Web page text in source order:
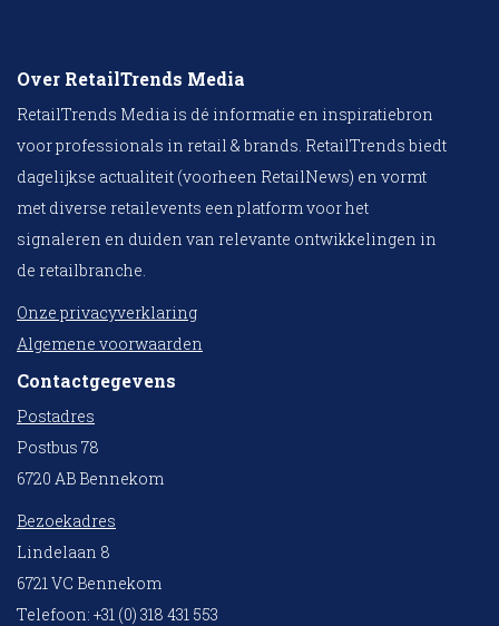
Over RetailTrends Media
RetailTrends Media is dé informatie en inspiratiebron
voor professionals in retail & brands. RetailTrends biedt
dagelijkse actualiteit (voorheen RetailNews) en vormt
met diverse retailevents een platform voor het
signaleren en duiden van relevante ontwikkelingen in
de retailbranche.
Onze privacyverklaring
Algemene voorwaarden
Contactgegevens
Postadres
Postbus 78
6720 AB Bennekom
Bezoekadres
Lindelaan 8
6721 VC Bennekom
Telefoon: +31 (0) 318 431 553